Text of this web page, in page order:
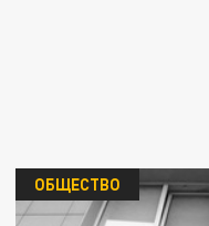
ОБЩЕСТВО